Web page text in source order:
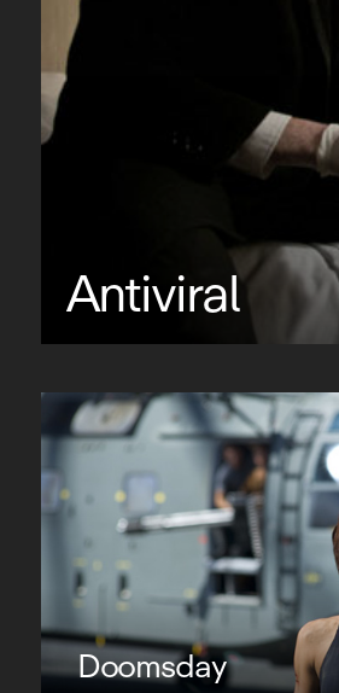
Antiviral
Doomsday